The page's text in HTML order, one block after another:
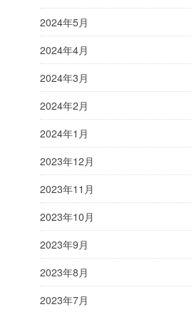
2024年5月
2024年4月
2024年3月
2024年2月
2024年1月
2023年12月
2023年11月
2023年10月
2023年9月
2023年8月
2023年7月